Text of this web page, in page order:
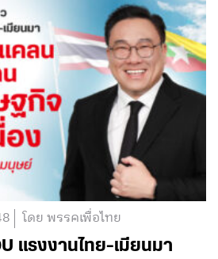
โดย พรรคเพื่อไทย
แรงงานไทย-เมียนมา